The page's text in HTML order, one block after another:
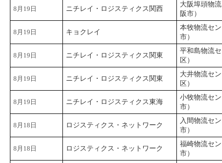
8月19日 ニチレイ・ロジスティクス関西
大阪埠頭物
阪市）
8月19日 キョクレイ
本牧物流セ
市）
8月19日 ニチレイ・ロジスティクス関東
平和島物流
区）
8月19日 ニチレイ・ロジスティクス関東
大井物流セ
区）
8月19日 ニチレイ・ロジスティクス東海
小牧物流セ
市）
8月18日 ロジスティクス・ネットワーク
入間物流セ
市）
8月18日 ロジスティクス・ネットワーク
福崎物流セ
市）